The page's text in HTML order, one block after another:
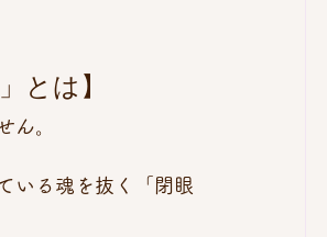
とは】
ん。
いる魂を抜く「閉眼